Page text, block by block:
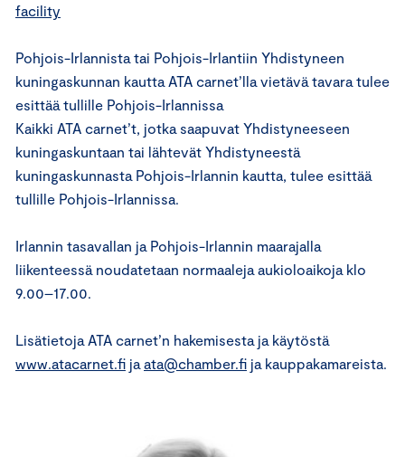
facility
Pohjois-Irlannista tai Pohjois-Irlantiin Yhdistyneen
kuningaskunnan kautta ATA carnet’lla vietävä tavara tulee
esittää tullille Pohjois-Irlannissa
Kaikki ATA carnet’t, jotka saapuvat Yhdistyneeseen
kuningaskuntaan tai lähtevät Yhdistyneestä
kuningaskunnasta Pohjois-Irlannin kautta, tulee esittää
tullille Pohjois-Irlannissa.
Irlannin tasavallan ja Pohjois-Irlannin maarajalla
liikenteessä noudatetaan normaaleja aukioloaikoja klo
9.00–17.00.
Lisätietoja ATA carnet’n hakemisesta ja käytöstä
www.atacarnet.fi ja ata@chamber.fi ja kauppakamareista.